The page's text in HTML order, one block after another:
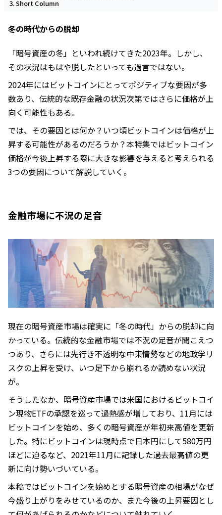
Short Column
冬の時代からの脱却
「暗号資産の冬」といわれ続けてきた2023年。しかし、
その状況はもはや脱したといっても過言ではない。
2024年にはビットコインにとってポジティブな要因が多
数あり、伝統的な既存金融の状況次第ではさらに価格が上
向く可能性もある。
では、その要因とは何か？いつ頃ビットコインは価格が上
昇する可能性があるのだろうか？本特集ではビットコイン
価格が今後上昇する際に大きな影響を与えると考えられる
3つの要因について解説していく。
金融市場に不況の足音
現在の暗号資産市場は確実に「冬の時代」からの脱却に向
かっている。伝統的な金融市場では不況の足音が聞こえつ
つあり、さらには先行き不透明な中東情勢などの地政学リ
スクの上昇を受け、いつ足下から崩れるか読めない状況
が。
そうしたなか、暗号資産市場では米国におけるビットコイ
ン現物ETFの承認を巡って過熱感が増しており、11月には
ビットコインを始め、多くの暗号資産が年初来高値を更新
した。特にビットコインは現時点で日本円にして580万円
ほどに迫るなど、2021年11月に記録した過去最高値の更
新に向け勢いづいている。
本稿ではビットコインを始めとする暗号資産の相場がなぜ
今盛り上がりをみせているのか、また今後の上昇要因とし